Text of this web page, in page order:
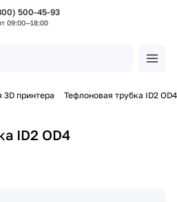
500-45-93
09:00—18:00
принтера Тефлоновая трубка ID2 OD4
ID2 OD4